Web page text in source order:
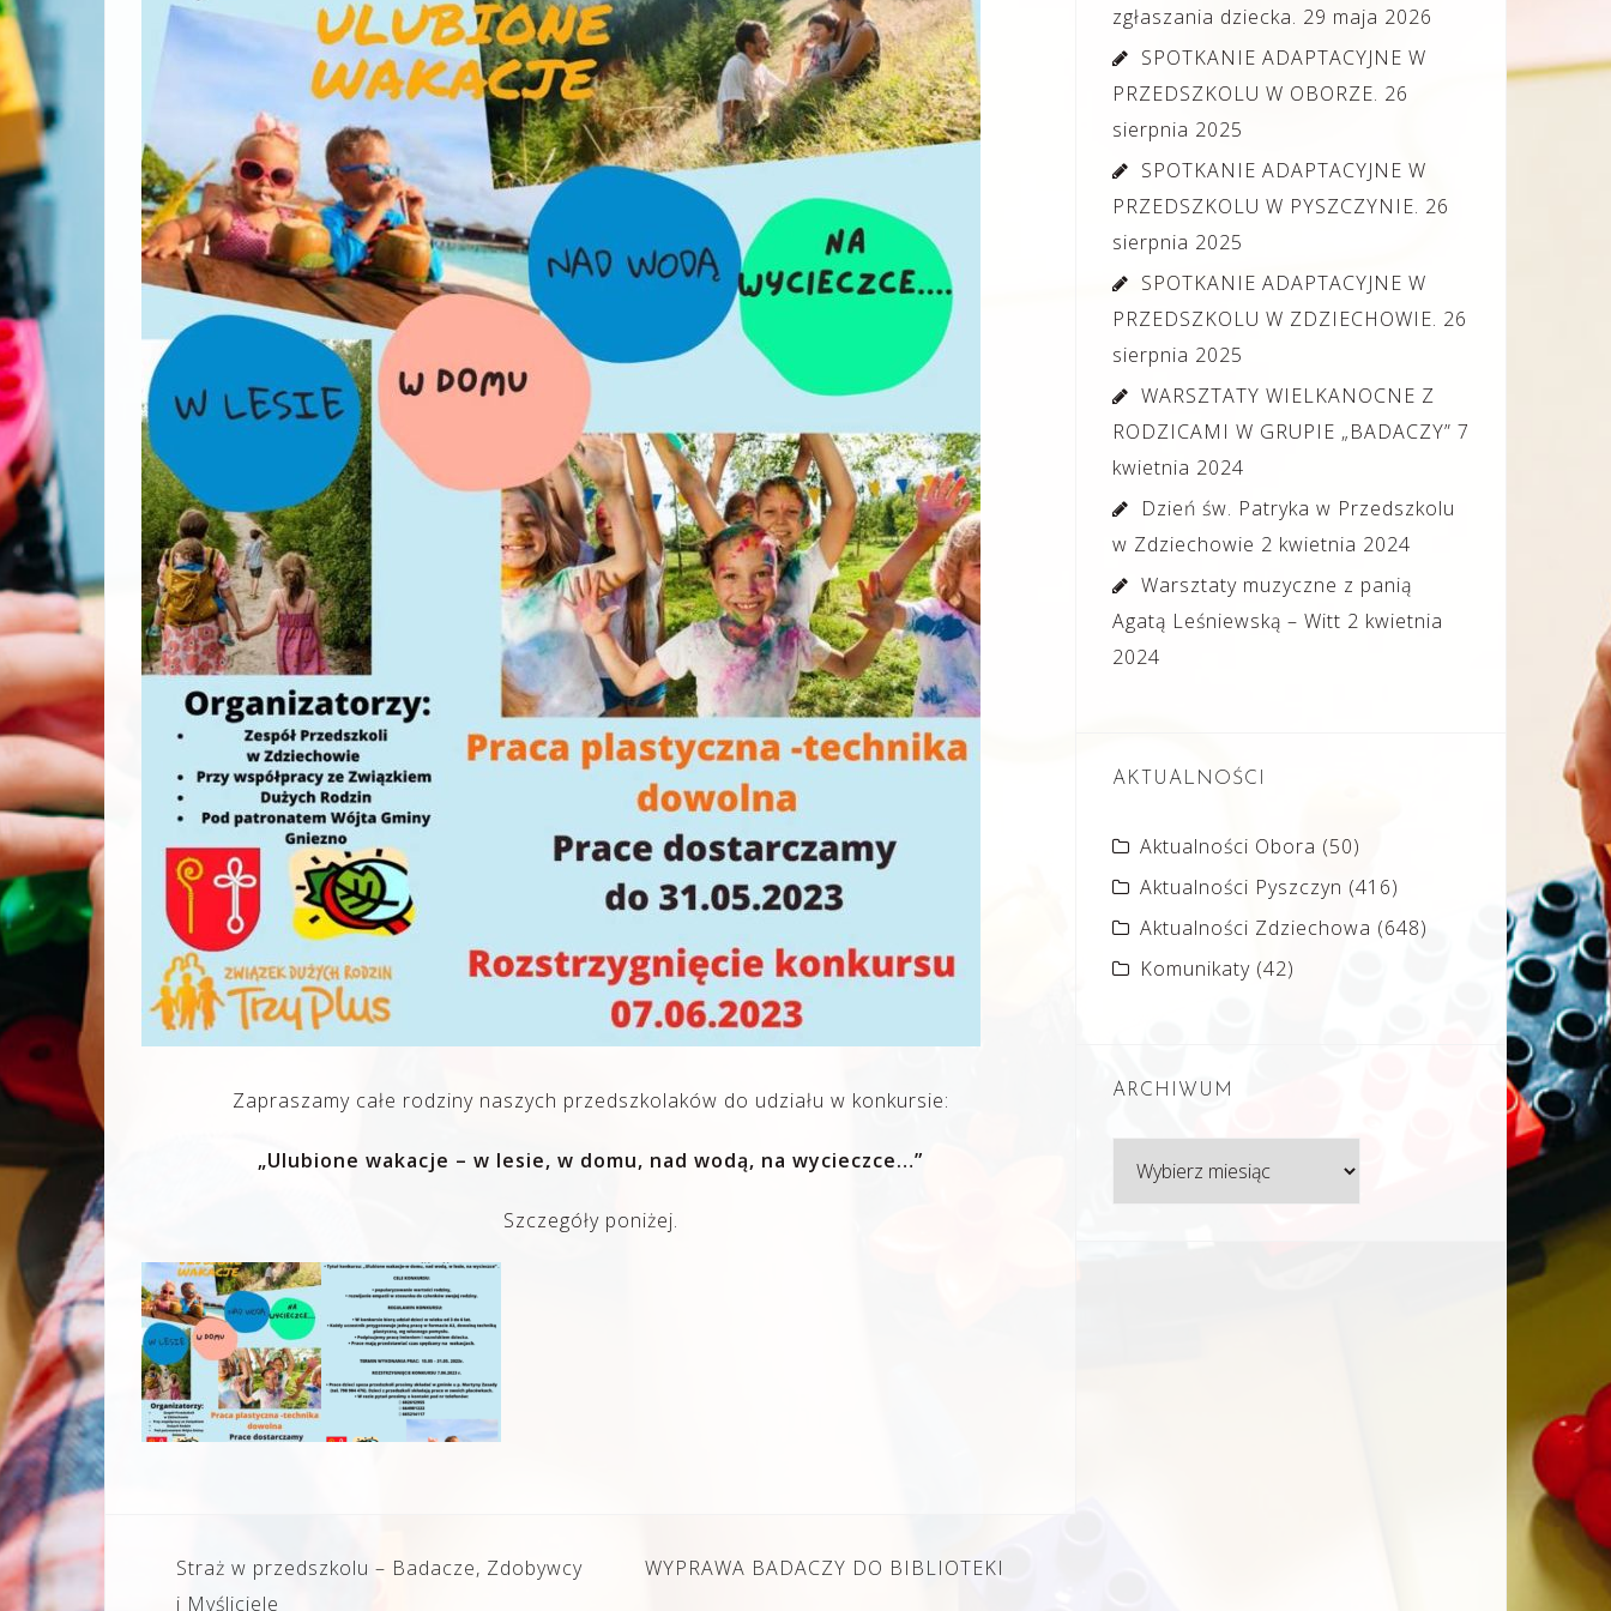
Zapraszamy całe rodziny naszych przedszkolaków do udziału w konkursie:
„Ulubione wakacje – w lesie, w domu, nad wodą, na wycieczce…”
Szczegóły poniżej.
Nawigacja
Straż w przedszkolu – Badacze, Zdobywcy
i Myśliciele
WYPRAWA BADACZY DO BIBLIOTEKI
zgłaszania dziecka. 29 maja 2026
SPOTKANIE ADAPTACYJNE W
PRZEDSZKOLU W OBORZE. 26
sierpnia 2025
SPOTKANIE ADAPTACYJNE W
PRZEDSZKOLU W PYSZCZYNIE. 26
sierpnia 2025
SPOTKANIE ADAPTACYJNE W
PRZEDSZKOLU W ZDZIECHOWIE. 26
sierpnia 2025
WARSZTATY WIELKANOCNE Z
RODZICAMI W GRUPIE „BADACZY” 7
kwietnia 2024
Dzień św. Patryka w Przedszkolu
w Zdziechowie 2 kwietnia 2024
Warsztaty muzyczne z panią
Agatą Leśniewską – Witt 2 kwietnia
2024
AKTUALNOŚCI
Aktualności Obora (50)
Aktualności Pyszczyn (416)
Aktualności Zdziechowa (648)
Komunikaty (42)
ARCHIWUM